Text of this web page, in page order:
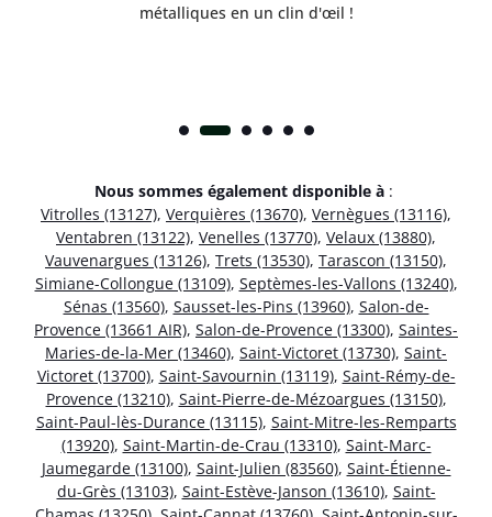
métalliques en un clin d'œil !
Nous sommes également disponible à :
Vitrolles (13127), Verquières (13670), Vernègues (13116),
Ventabren (13122), Venelles (13770), Velaux (13880),
Vauvenargues (13126), Trets (13530), Tarascon (13150),
Simiane-Collongue (13109), Septèmes-les-Vallons (13240),
Sénas (13560), Sausset-les-Pins (13960), Salon-de-
Provence (13661 AIR), Salon-de-Provence (13300), Saintes-
Maries-de-la-Mer (13460), Saint-Victoret (13730), Saint-
Victoret (13700), Saint-Savournin (13119), Saint-Rémy-de-
Provence (13210), Saint-Pierre-de-Mézoargues (13150),
Saint-Paul-lès-Durance (13115), Saint-Mitre-les-Remparts
(13920), Saint-Martin-de-Crau (13310), Saint-Marc-
Jaumegarde (13100), Saint-Julien (83560), Saint-Étienne-
du-Grès (13103), Saint-Estève-Janson (13610), Saint-